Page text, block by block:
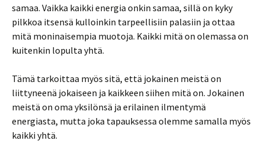
samaa. Vaikka kaikki energia onkin samaa, sillä on kyky
pilkkoa itsensä kulloinkin tarpeellisiin palasiin ja ottaa
mitä moninaisempia muotoja. Kaikki mitä on olemassa on
kuitenkin lopulta yhtä.
Tämä tarkoittaa myös sitä, että jokainen meistä on
liittyneenä jokaiseen ja kaikkeen siihen mitä on. Jokainen
meistä on oma yksilönsä ja erilainen ilmentymä
energiasta, mutta joka tapauksessa olemme samalla myös
kaikki yhtä.